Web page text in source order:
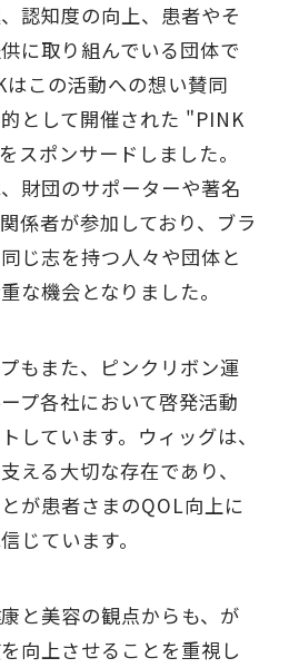
認知度の向上、患者やそ
に取り組んでいる団体で
はこの活動への想い賛同
として開催された "PINK
スポンサードしました。
財団のサポーターや著名
係者が参加しており、ブラ
じ志を持つ人々や団体と
な機会となりました。
もまた、ピンクリボン運
プ各社において啓発活動
しています。ウィッグは、
える大切な存在であり、
が患者さまのQOL向上に
じています。
と美容の観点からも、が
向上させることを重視し